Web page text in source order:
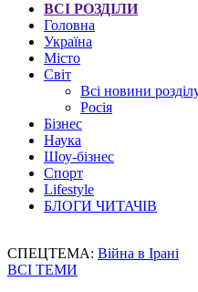
ВСІ РОЗДІЛИ
Головна
Україна
Місто
Світ
Всі новини
Росія
Бізнес
Наука
Шоу-бізнес
Спорт
Lifestyle
БЛОГИ ЧИТАЧІВ
СПЕЦТЕМА: Війна в Ірані
ВСІ ТЕМИ